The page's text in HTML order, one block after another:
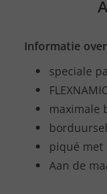
Informatie
speciale
maximale
piqué met
Aan de